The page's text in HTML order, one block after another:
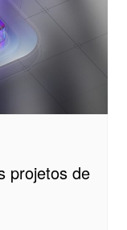
projetos de